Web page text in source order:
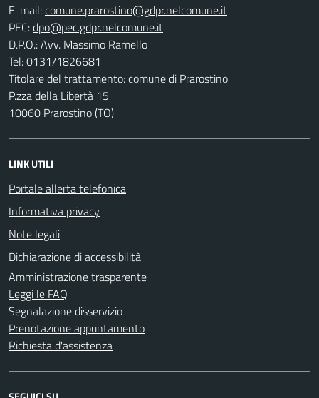
E-mail:
PEC:
D.P.O.: Avv. Massimo Ramello
Tel: 0131/1826681
Titolare del trattamento: comune di Prarostino
P.zza della Libertà 15
10060 Prarostino (TO)
LINK UTILI
Portale allerta telefonica
Informativa privacy
Note legali
Dichiarazione di accessibilità
Amministrazione trasparente
Leggi le FAQ
Segnalazione disservizio
Prenotazione appuntamento
Richiesta d'assistenza